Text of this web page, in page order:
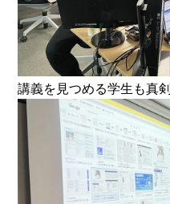
講義を見つめる学生も真剣